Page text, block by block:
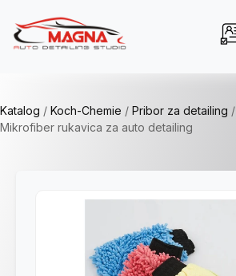
Katalog / Koch-Chemie / Pribor za detailing /
Mikrofiber rukavica za auto detailing